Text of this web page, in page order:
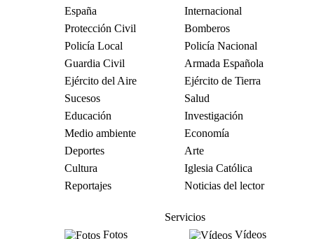
España
Internacional
Protección Civil
Bomberos
Policía Local
Policía Nacional
Guardia Civil
Armada Española
Ejército del Aire
Ejército de Tierra
Sucesos
Salud
Educación
Investigación
Medio ambiente
Economía
Deportes
Arte
Cultura
Iglesia Católica
Reportajes
Noticias del lector
Servicios
Fotos
Vídeos